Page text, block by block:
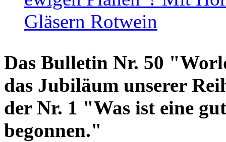
Gläsern Rotwein
Das Bulletin Nr. 50
das Jubiläum unserer
der Nr. 1 "Was ist eine
begonnen."